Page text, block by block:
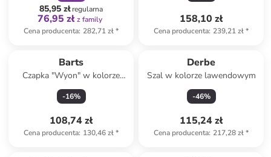
85,95 złregularna
76,95 zł z family
Cena producenta: 282,71 zł*
158,10 zł
Cena producenta: 239,21 zł*
Barts
Czapka "Wyon" w kolorze
czarnym
-16%
108,74 zł
Cena producenta: 130,46 zł*
Derbe
Szal w kolorze lawendowym
-46%
115,24 zł
Cena producenta: 217,28 zł*